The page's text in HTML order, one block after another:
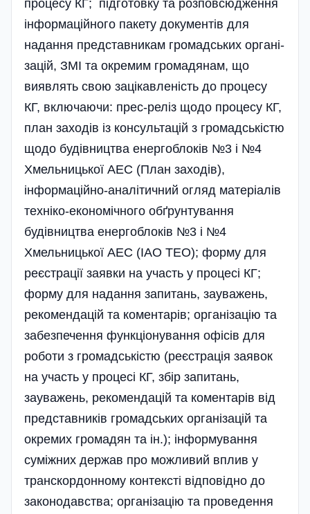
процесу КГ; підготовку та розповсюдження
інформаційного пакету документів для
надання представникам громадських органі­
зацій, ЗМІ та окремим громадянам, що
виявлять свою зацікавленість до процесу
КГ, включаючи: прес-реліз щодо процесу КГ,
план заходів із консультацій з громадськістю
щодо будівництва енергоблоків №3 і №4
Хмельницької АЕС (План заходів),
інформаційно-аналітичний огляд матеріалів
техніко-економічного обґрунтування
будівництва енергоблоків №3 і №4
Хмельницької АЕС (ІАО ТЕО); форму для
реєстрації заявки на участь у процесі КГ;
форму для надання запитань, зауважень,
рекомендацій та коментарів; організацію та
забезпечення функціонування офісів для
роботи з громадськістю (реєстрація заявок
на участь у процесі КГ, збір запитань,
зауважень, рекомендацій та коментарів від
представників громадських органі­зацій та
окремих громадян та ін.); інформування
суміжних держав про можливий вплив у
транскордонному контексті відповідно до
законодавства; організацію та проведення